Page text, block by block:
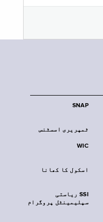
SNAP
ٹمپریری اسسٹنس
WIC
اسکول کا کھانا
SSI ریاستی
سپلیمینٹل پروگرام